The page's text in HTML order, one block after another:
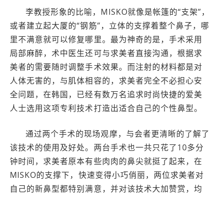
李教授形象的比喻，MISKO就像是帐篷的“支架”，
或者建立起大厦的“钢筋”，立体的支撑着整个鼻子，哪
里不满意就可以修复哪里。最为神奇的是，手术采用
局部麻醉，术中医生还可与求美者直接沟通，根据求
美者的需要随时调整手术效果。而注射的材料都是对
人体无害的，与肌体相容的，求美者完全不必担心安
全问题，在韩国，已经有数万名追求时尚快捷的爱美
人士选用这项专利技术打造出适合自己的个性鼻型。
通过两个手术的现场观摩，与会者更清晰的了解了
该技术的使用及好处。两台手术也一共只花了10多分
钟时间，求美者原本有些肉肉的鼻尖就挺了起来，在
MISKO的支撑下，快速变得小巧俏丽，两位求美者对
自己的新鼻型都特别满意，并对该技术大加赞赏，均